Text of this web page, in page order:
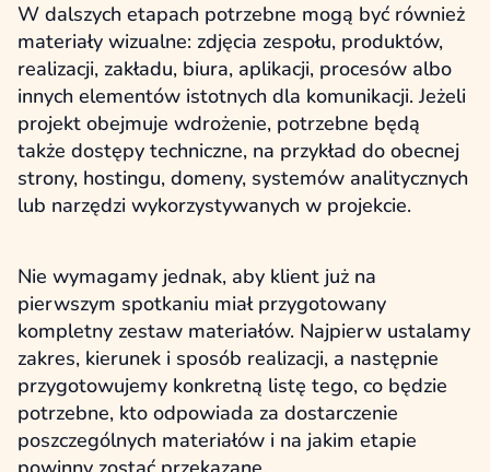
W dalszych etapach potrzebne mogą być również
materiały wizualne: zdjęcia zespołu, produktów,
realizacji, zakładu, biura, aplikacji, procesów albo
innych elementów istotnych dla komunikacji. Jeżeli
projekt obejmuje wdrożenie, potrzebne będą
także dostępy techniczne, na przykład do obecnej
strony, hostingu, domeny, systemów analitycznych
lub narzędzi wykorzystywanych w projekcie.
Nie wymagamy jednak, aby klient już na
pierwszym spotkaniu miał przygotowany
kompletny zestaw materiałów. Najpierw ustalamy
zakres, kierunek i sposób realizacji, a następnie
przygotowujemy konkretną listę tego, co będzie
potrzebne, kto odpowiada za dostarczenie
poszczególnych materiałów i na jakim etapie